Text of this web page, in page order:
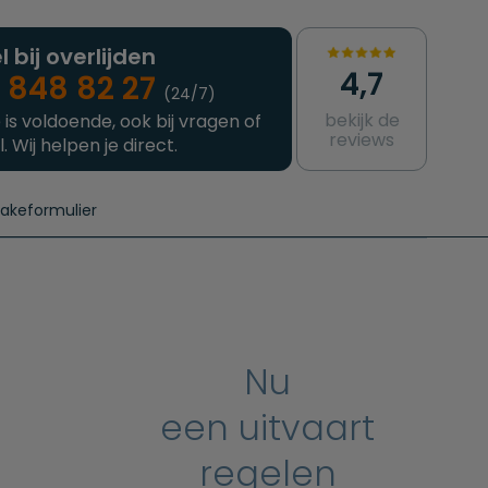
bij overlijden
82 27 (24/7)
voldoende, ook bij vragen of
Wij helpen je direct.
4,7
bekijk de
reviews
Nu
een uitvaart
regelen